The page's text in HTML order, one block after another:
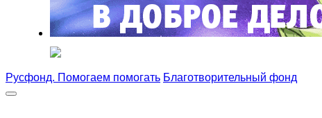
Русфонд. Помогаем помогать Благотворительный фонд